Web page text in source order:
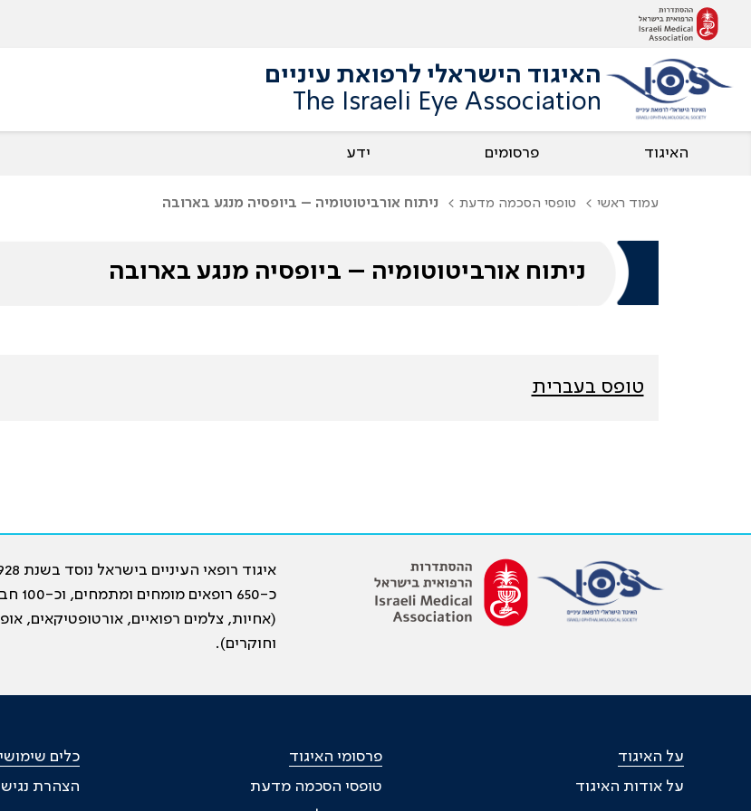
האיגוד הישראלי לרפואת עיניים
The Israeli Eye Association
האיגוד פרסומים ידע
עמוד ראשי טופסי הסכמה מדעת ניתוח אורביטוטומיה – ביופסיה מנגע בארובה
ניתוח אורביטוטומיה – ביופסיה מנגע בארובה
טופס בעברית
כ-650
(אחיות, צלמים רפואיים, אורטופטיקאים,
וחוקרים).
על האיגוד
על אודות האיגוד
פרסומי האיגוד
טופסי הסכמה מדעת
כלים
הצהרת